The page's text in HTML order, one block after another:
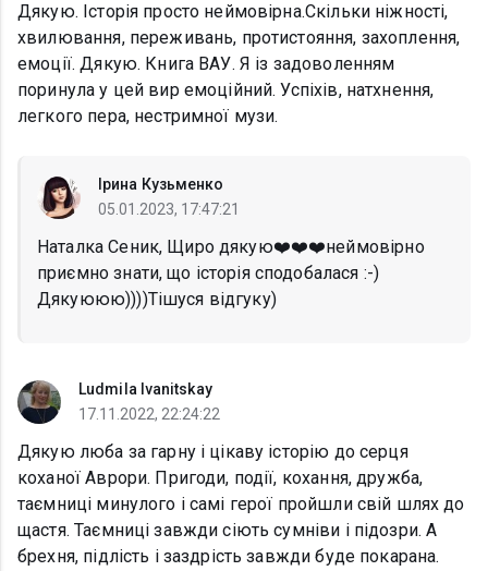
Дякую. Історія просто неймовірна.Скільки ніжності,
хвилювання, переживань, протистояння, захоплення,
емоції. Дякую. Книга ВАУ. Я із задоволенням
поринула у цей вир емоційний. Успіхів, натхнення,
легкого пера, нестримної музи.
Ірина Кузьменко
05.01.2023, 17:47:21
Наталка Сеник, Щиро дякую❤️❤️❤️неймовірно
приємно знати, що історія сподобалася :-)
Дякуююю))))Тішуся відгуку)
Ludmila Ivanitskay
17.11.2022, 22:24:22
Дякую люба за гарну і цікаву історію до серця
коханої Аврори. Пригоди, події, кохання, дружба,
таємниці минулого і самі герої пройшли свій шлях до
щастя. Таємниці завжди сіють сумніви і підозри. А
брехня, підлість і заздрість завжди буде покарана.